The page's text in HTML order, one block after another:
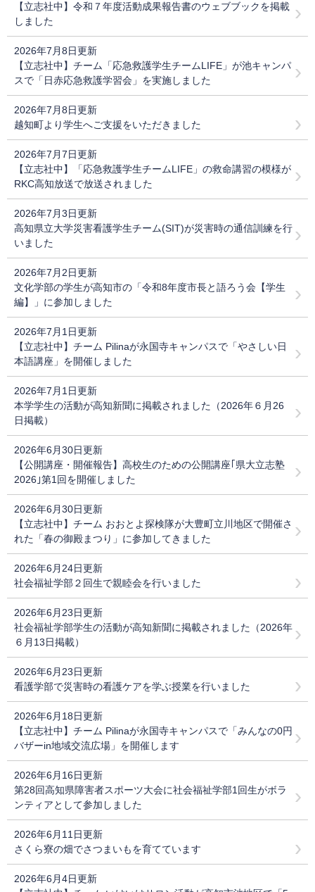
【立志社中】令和７年度活動成果報告書のウェブブックを掲載
しました
2026年7月8日更新
【立志社中】チーム「応急救護学生チームLIFE」が池キャンパ
スで「日赤応急救護学習会」を実施しました
2026年7月8日更新
越知町より学生へご支援をいただきました
2026年7月7日更新
【立志社中】「応急救護学生チームLIFE」の救命講習の模様が
RKC高知放送で放送されました
2026年7月3日更新
高知県立大学災害看護学生チーム(SIT)が災害時の通信訓練を行
いました
2026年7月2日更新
文化学部の学生が高知市の「令和8年度市長と語ろう会【学生
編】」に参加しました
2026年7月1日更新
【立志社中】チーム Pilinaが永国寺キャンパスで「やさしい日
本語講座」を開催しました
2026年7月1日更新
本学学生の活動が高知新聞に掲載されました（2026年６月26
日掲載）
2026年6月30日更新
【公開講座・開催報告】高校生のための公開講座｢県大立志塾
2026｣第1回を開催しました
2026年6月30日更新
【立志社中】チーム おおとよ探検隊が大豊町立川地区で開催さ
れた「春の御殿まつり」に参加してきました
2026年6月24日更新
社会福祉学部２回生で親睦会を行いました
2026年6月23日更新
社会福祉学部学生の活動が高知新聞に掲載されました（2026年
６月13日掲載）
2026年6月23日更新
看護学部で災害時の看護ケアを学ぶ授業を行いました
2026年6月18日更新
【立志社中】チーム Pilinaが永国寺キャンパスで「みんなの0円
バザーin地域交流広場」を開催します
2026年6月16日更新
第28回高知県障害者スポーツ大会に社会福祉学部1回生がボラ
ンティアとして参加しました
2026年6月11日更新
さくら寮の畑でさつまいもを育てています
2026年6月4日更新